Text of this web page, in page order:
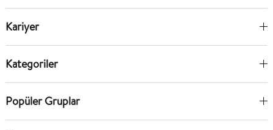
Kariyer
Kategoriler
Popüler Gruplar